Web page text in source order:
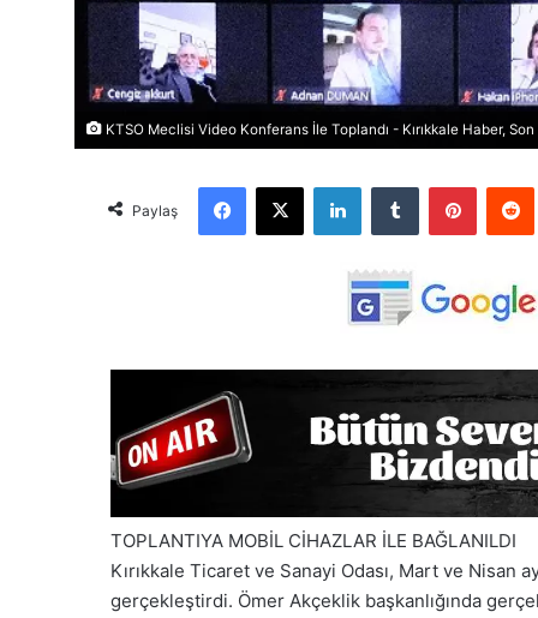
KTSO Meclisi Video Konferans İle Toplandı - Kırıkkale Haber,
Paylaş
TOPLANTIYA MOBİL CİHAZLAR İLE BAĞLANILDI
Kırıkkale Ticaret ve Sanayi Odası, Mart ve Nisan
gerçekleştirdi. Ömer Akçeklik başkanlığında